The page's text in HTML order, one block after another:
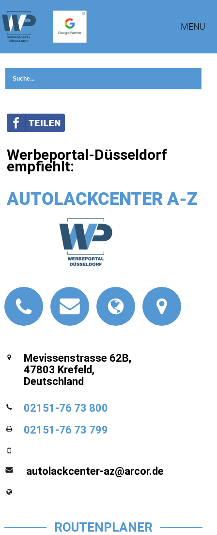
MENU
Werbeportal-Düsseldorf
empfiehlt:
AUTOLACKCENTER A-Z
Mevissenstrasse 62B,
47803 Krefeld,
Deutschland
02151-76 73 800
02151-76 73 799
autolackcenter-az@arcor.de
ROUTENPLANER